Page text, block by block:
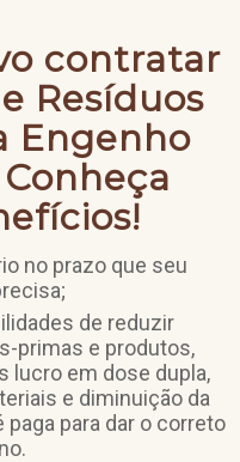
contratar
Resíduos
Engenho
no prazo que seu
de reduzir
primas e produtos,
lucro em dose dupla,
e diminuição da
para dar o correto